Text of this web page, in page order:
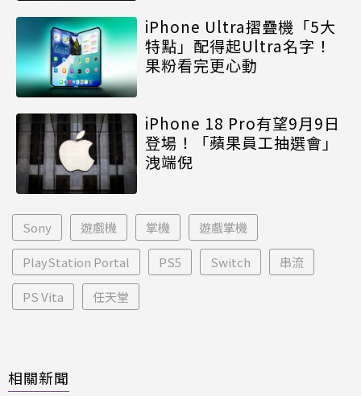
iPhone Ultra摺疊機「5大
特點」配得起Ultra名字！
果粉看完更心動
iPhone 18 Pro有望9月9日
登場！「蘋果員工抽選會」
洩端倪
Sony 遊戲機 掌機 遊戲掌機
PlayStation Portal PS5 Switch 串流
PS Vita 任天堂
相關新聞